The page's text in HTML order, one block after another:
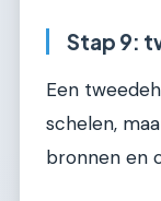
Stap 9:
Een
schelen,
bronnen en